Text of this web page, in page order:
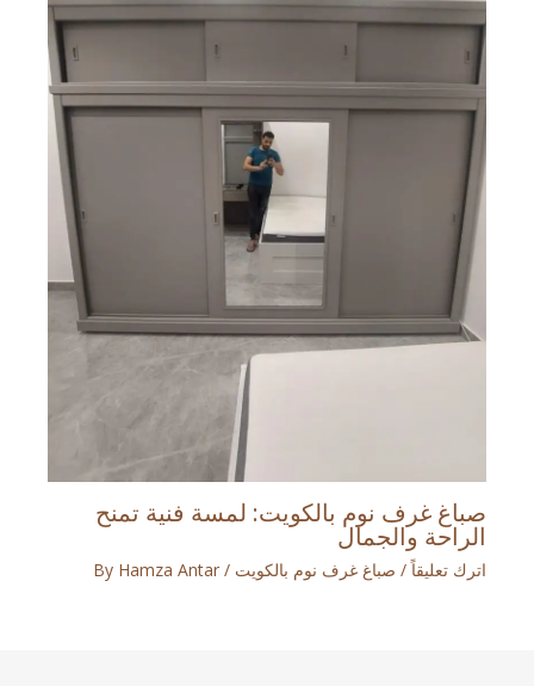
صباغ غرف نوم بالكويت: لمسة فنية تمنح
الراحة والجمال
اترك تعليقاً / صباغ غرف نوم بالكويت / By
Hamza Antar